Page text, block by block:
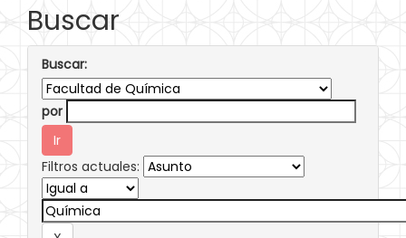
Buscar
Buscar:
por
Filtros actuales: